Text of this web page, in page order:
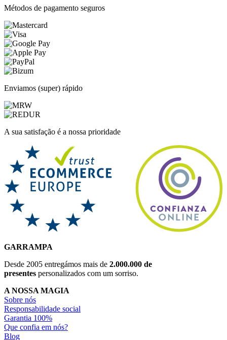
Métodos de pagamento seguros
Enviamos (super) rápido
A sua satisfação é a nossa prioridade
GARRAMPA
Desde 2005 entregámos mais de 2.000.000 de
presentes personalizados com um sorriso.
A NOSSA MAGIA
Sobre nós
Responsabilidade social
Garantia 100%
Que confia em nós?
Blog